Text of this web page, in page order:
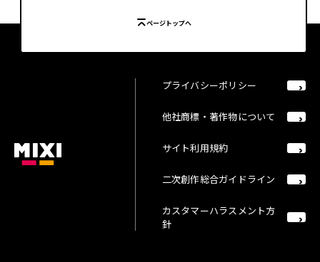
ページトップへ
プライバシーポリシー
他社商標・著作物について
サイト利用規約
二次創作総合ガイドライン
カスタマーハラスメント方
針